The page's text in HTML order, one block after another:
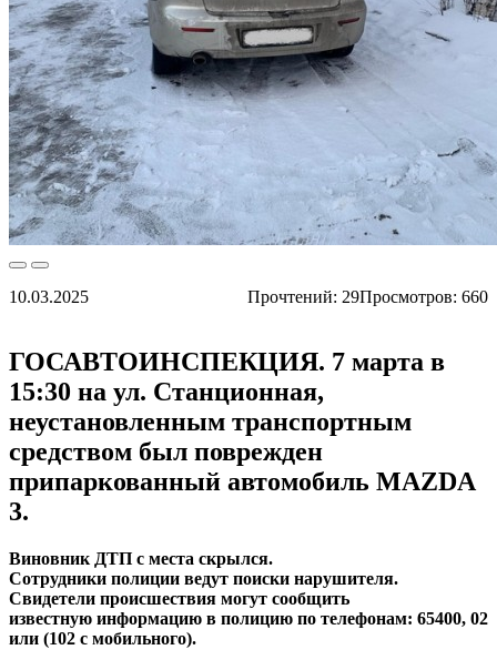
10.03.2025 Прочтений: 29Просмотров: 660
ГОСАВТОИНСПЕКЦИЯ. 7 марта в
15:30 на ул. Станционная,
неустановленным транспортным
средством был поврежден
припаркованный автомобиль MAZDA
3.
Виновник ДТП с места скрылся.
Сотрудники полиции ведут поиски нарушителя.
Свидетели происшествия могут сообщить
известную информацию в полицию по телефонам: 65400, 02
или (102 с мобильного).